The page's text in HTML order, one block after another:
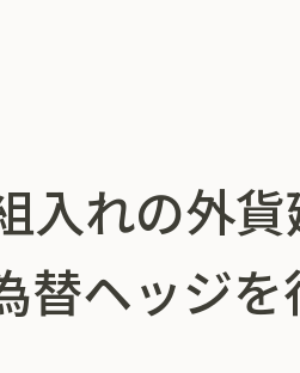
入れの外
替ヘッジ